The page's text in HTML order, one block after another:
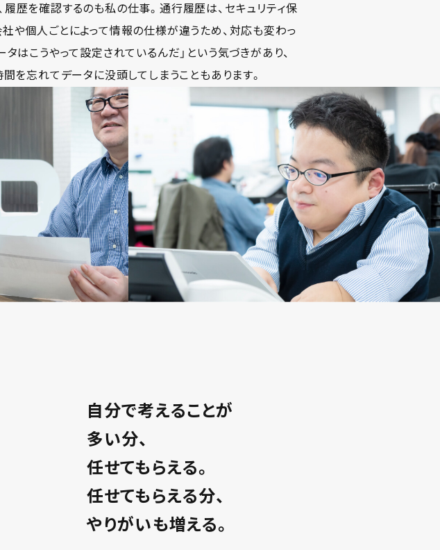
歴を確認するのも私の仕事。通行履歴は、セキュリティ保
や個人ごとによって情報の仕様が違うため、対応も変わっ
はこうやって設定されているんだ」という気づきがあり、
を忘れてデータに没頭してしまうこともあります。
自分で考えることが
多い分、
任せてもらえる。
任せてもらえる分、
やりがいも増える。